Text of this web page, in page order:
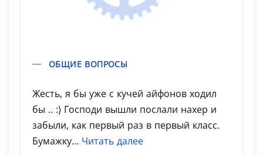
ОБЩИЕ ВОПРОСЫ
Жесть, я бы уже с кучей айфонов ходил
бы .. :) Господи вышли послали нахер и
забыли, как первый раз в первый класс.
Бумажку... Читать далее